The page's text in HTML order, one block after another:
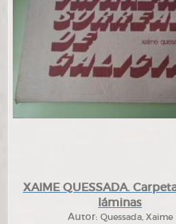
XAIME QUESSADA.
láminas
Autor: Quessada, Xaime